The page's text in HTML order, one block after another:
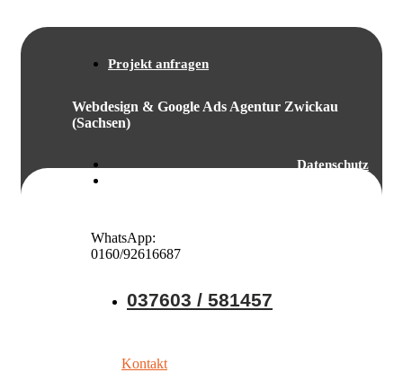
Projekt anfragen
Webdesign & Google Ads Agentur Zwickau
(Sachsen)
Datenschutz
WhatsApp:
0160/92616687
037603 / 581457
Kontakt